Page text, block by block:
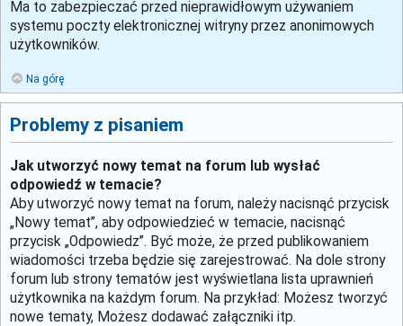
Ma to zabezpieczać przed nieprawidłowym używaniem
systemu poczty elektronicznej witryny przez anonimowych
użytkowników.
Na górę
Problemy z pisaniem
Jak utworzyć nowy temat na forum lub wysłać
odpowiedź w temacie?
Aby utworzyć nowy temat na forum, należy nacisnąć przycisk
„Nowy temat”, aby odpowiedzieć w temacie, nacisnąć
przycisk „Odpowiedz”. Być może, że przed publikowaniem
wiadomości trzeba będzie się zarejestrować. Na dole strony
forum lub strony tematów jest wyświetlana lista uprawnień
użytkownika na każdym forum. Na przykład: Możesz tworzyć
nowe tematy, Możesz dodawać załączniki itp.